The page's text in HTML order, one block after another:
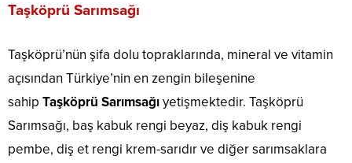
Taşköprü Sarımsağı
Taşköprü’nün şifa dolu topraklarında, mineral ve vitamin
açısından Türkiye’nin en zengin bileşenine
sahip Taşköprü Sarımsağıyetişmektedir. Taşköprü
Sarımsağı, baş kabuk rengi beyaz, diş kabuk rengi
pembe, diş et rengi krem-sarıdır ve diğer sarımsaklara